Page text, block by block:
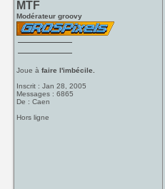
MTF
Modérateur groovy
Joue àfaire l'imbécile.
Inscrit : Jan 28, 2005
Messages : 6865
De : Caen
Hors ligne